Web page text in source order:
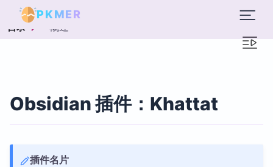
PKMER
目录 概述
Obsidian 插件：Khattat
插件名片